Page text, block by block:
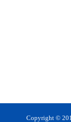
Copyright ©